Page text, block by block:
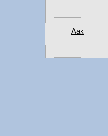
Aak